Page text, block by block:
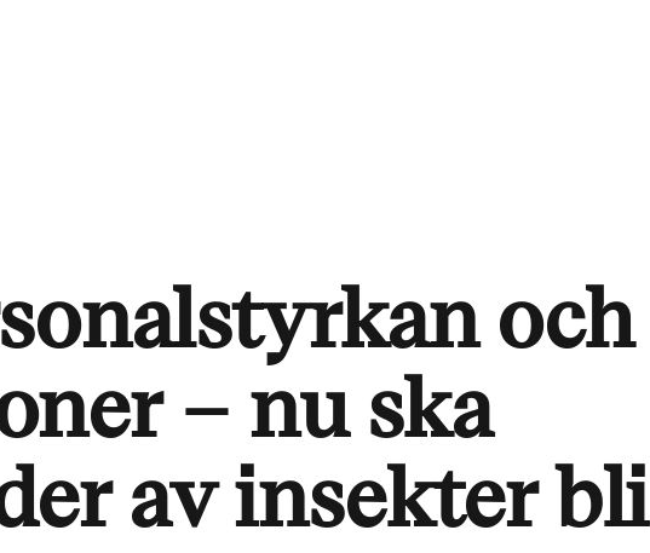
och
– nu ska
av insekter bli